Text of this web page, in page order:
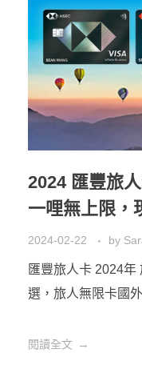
2024 匯豐旅
一哩無上限，
2024-02-22 by
匯豐旅人卡 2024
選，旅人無限卡國
閱讀全文